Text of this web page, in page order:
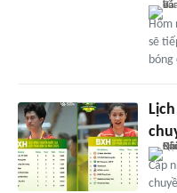
Hôm
sẽ
bóng
Cập